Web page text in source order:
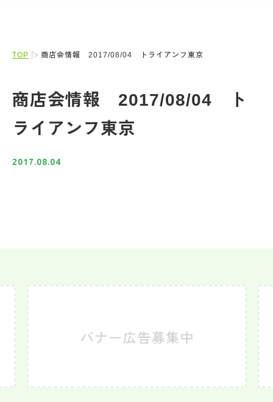
TOP 商店会情報 2017/08/04 トライアンフ東京
商店会情報 2017/08/04 ト
ライアンフ東京
2017.08.04